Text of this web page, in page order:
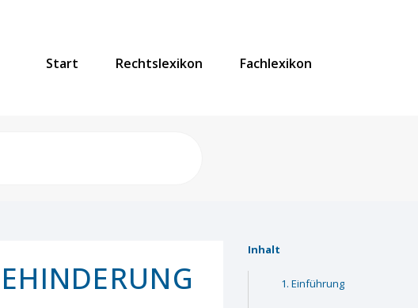
Start Rechtslexikon Fachlexikon
Inhalt
Einführung